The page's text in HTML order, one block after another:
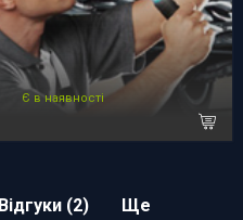
Є в наявності
Відгуки (2) Ще